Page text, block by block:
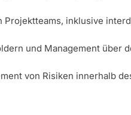
Projektteams, inklusive
und Management über
von Risiken innerhalb